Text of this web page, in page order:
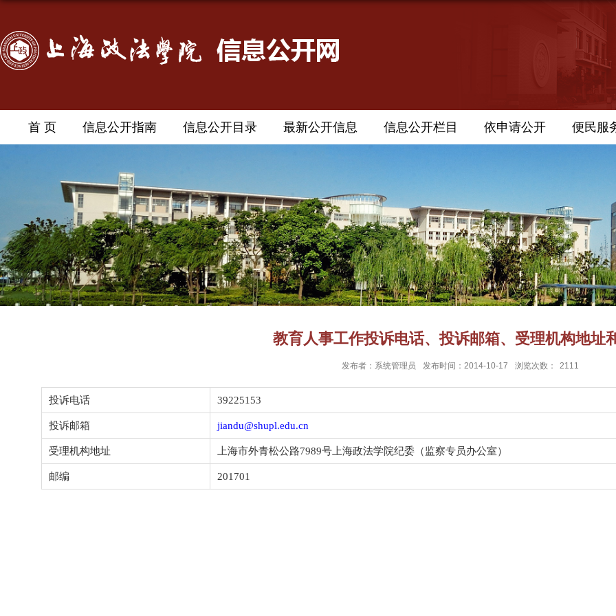
首 页 信息公开指南 信息公开目录 最新公开信息 信息公开栏目 依申请公开 便民服
教育人事工作投诉电话、投诉邮箱、受理机构地址
发布者：系统管理员 发布时间：2014-10-17 浏览次数： 2111
投诉电话 39225153
投诉邮箱 jiandu@shupl.edu.cn
受理机构地址 上海市外青松公路7989号上海政法学院纪委（监察专员办公室）
邮编 201701